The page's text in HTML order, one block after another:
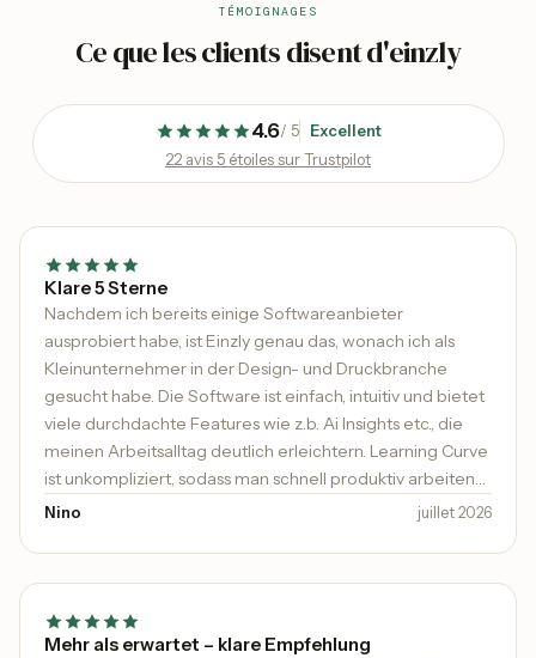
TÉMOIGNAGES
Ce que les clients disent d'einzly
4.6/ 5
Excellent
22 avis 5 étoiles sur Trustpilot
Klare 5 Sterne
Nachdem ich bereits einige Softwareanbieter
ausprobiert habe, ist Einzly genau das, wonach ich als
Kleinunternehmer in der Design- und Druckbranche
gesucht habe. Die Software ist einfach, intuitiv und bietet
viele durchdachte Features wie z.b. Ai Insights etc., die
meinen Arbeitsalltag deutlich erleichtern. Learning Curve
ist unkompliziert, sodass man schnell produktiv arbeiten
kann. Besonders hervorheben möchte ich den
immer hilfsbereit. Man merkt, dass hier viel Wert auf die
Zufriedenheit der Kunden gelegt wird. Klare 5 Sterne und
absolute Empfehlung für alle, die eine moderne und
benutzerfreundliche Lösung suchen!
Nino juillet 2026
Mehr als erwartet – klare Empfehlung